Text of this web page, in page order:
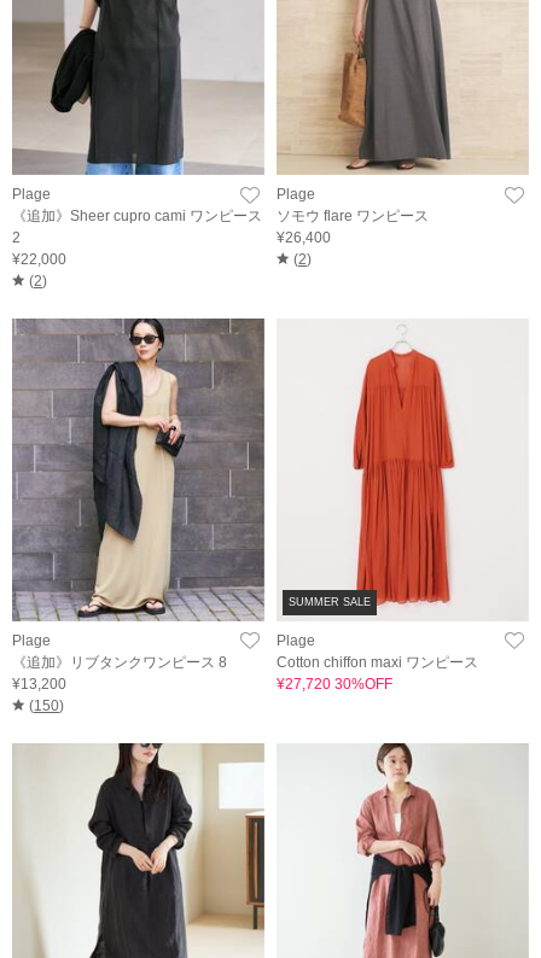
Plage
《追加》Sheer cupro cami ワンピース
2
¥22,000
(2)
Plage
ソモウ flare ワンピース
¥26,400
(2)
Plage
《追加》リブタンクワンピース 8
¥13,200
(150)
SUMMER SALE
Plage
Cotton chiffon maxi ワンピース
¥27,720 30%OFF